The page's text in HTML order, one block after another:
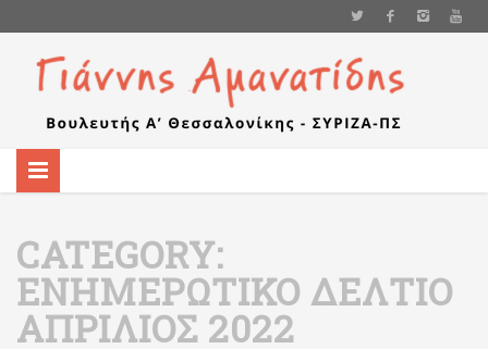
CATEGORY:
ΕΝΗΜΕΡΩΤΙΚΌ ΔΕΛΤΊΟ
ΑΠΡΊΛΙΟΣ 2022